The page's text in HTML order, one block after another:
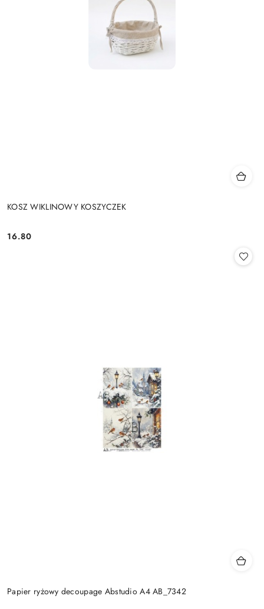
KOSZ WIKLINOWY KOSZYCZEK
Cena:
16.80
Papier ryżowy decoupage Abstudio A4 AB_7342